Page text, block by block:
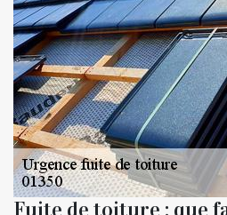
Fuite de toiture : que